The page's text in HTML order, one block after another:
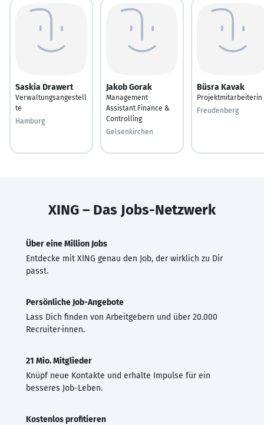
Saskia Drawert
Verwaltungsangestell
te
Hamburg
Jakob Gorak
Management
Assistant Finance &
Controlling
Gelsenkirchen
Büsra Kavak
Projektmitarbeiterin
Freudenberg
XING – Das Jobs-Netzwerk
Über eine Million Jobs
Entdecke mit XING genau den Job, der wirklich zu Dir
passt.
Persönliche Job-Angebote
Lass Dich finden von Arbeitgebern und über 20.000
Recruiter·innen.
21 Mio. Mitglieder
Knüpf neue Kontakte und erhalte Impulse für ein
besseres Job-Leben.
Kostenlos profitieren